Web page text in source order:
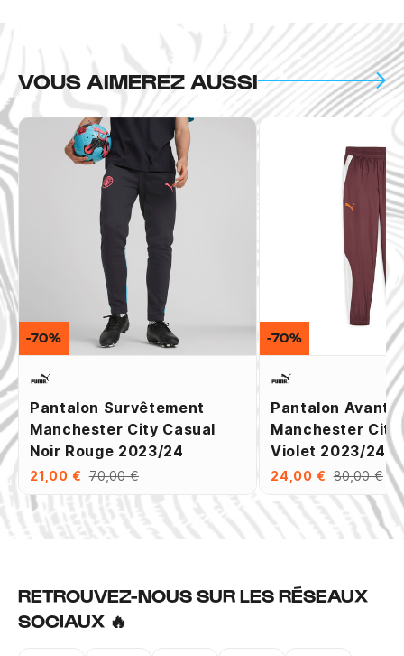
VOUS AIMEREZ AUSSI
Pantalon Survêtement
Manchester City Casual
Noir Rouge 2023/24
21,00 € 70,00 €
-70%
Pantalon Avant
Manchester City
Violet 2023/24
24,00 € 80,00 €
-70%
RETROUVEZ-NOUS SUR LES RÉSEAUX
SOCIAUX 🔥